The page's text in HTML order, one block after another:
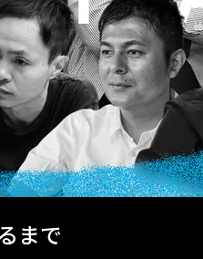
まで